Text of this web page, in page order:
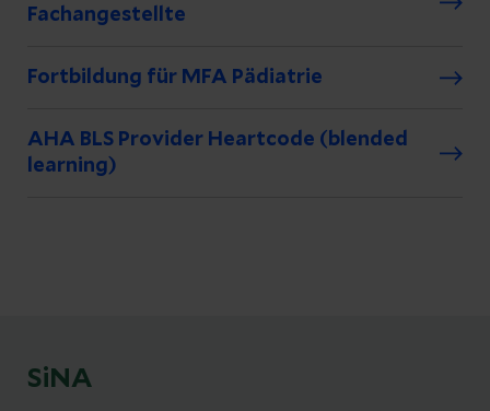
Fachangestellte
Fortbildung für MFA Pädiatrie
AHA BLS Provider Heartcode (blended
learning)
SiNA